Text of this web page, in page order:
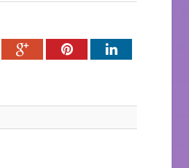
Google+PinterestLinkedIn